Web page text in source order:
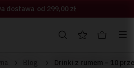
dostawa od 299,00 zł
Blog Drinki z rumem – 10